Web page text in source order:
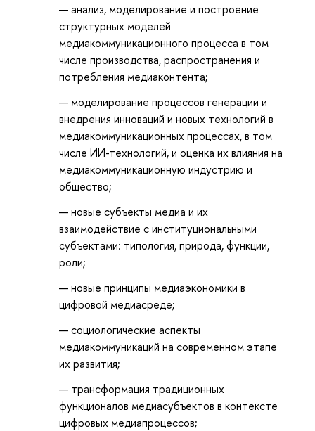
анализ, моделирование и построение
структурных моделей
медиакоммуникационного процесса в том
числе производства, распространения и
потребления медиаконтента;
моделирование процессов генерации и
внедрения инноваций и новых технологий в
медиакоммуникационных процессах, в том
числе ИИ-технологий, и оценка их влияния на
медиакоммуникационную индустрию и
общество;
новые субъекты медиа и их
взаимодействие с институциональными
субъектами: типология, природа, функции,
роли;
новые принципы медиаэкономики в
цифровой медиасреде;
социологические аспекты
медиакоммуникаций на современном этапе
их развития;
трансформация традиционных
функционалов медиасубъектов в контексте
цифровых медиапроцессов;